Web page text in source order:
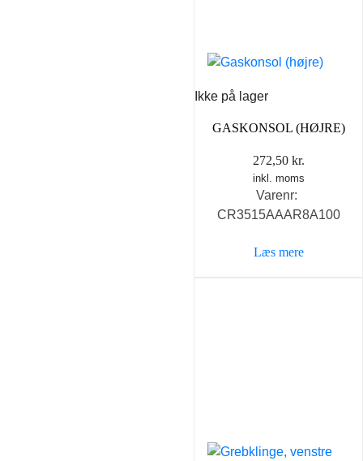
Ikke på lager
GASKONSOL (HØJRE)
272,50 kr.
inkl. moms
Varenr:
CR3515AAAR8A100
Læs mere